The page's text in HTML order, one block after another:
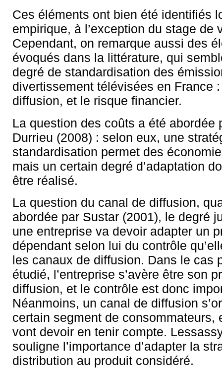
Ces éléments ont bien été identifiés
empirique, à l’exception du stage de
Cependant, on remarque aussi des
évoqués dans la littérature, qui
degré de standardisation des
divertissement télévisées en France
diffusion, et le risque financier.
La question des coûts a été abordée
Durrieu (2008) : selon eux, une
standardisation permet des
mais un certain degré d’adaptation
être réalisé.
La question du canal de diffusion,
abordée par Sustar (2001), le degré
une entreprise va devoir adapter un
dépendant selon lui du contrôle
les canaux de diffusion. Dans le cas
étudié, l’entreprise s’avère être son
diffusion, et le contrôle est donc
Néanmoins, un canal de diffusion
certain segment de consommateurs,
vont devoir en tenir compte.
souligne l’importance d’adapter la
distribution au produit considéré.